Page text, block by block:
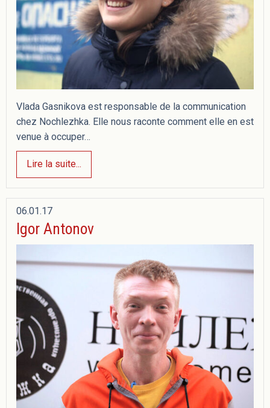
Vlada Gasnikova est responsable de la communication
chez Nochlezhka. Elle nous raconte comment elle en est
venue à occuper…
Lire la suite...
06.01.17
Igor Antonov